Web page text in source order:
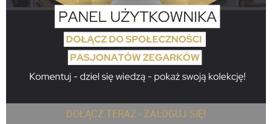
DOŁĄCZ TERAZ - ZALOGUJ SIĘ!